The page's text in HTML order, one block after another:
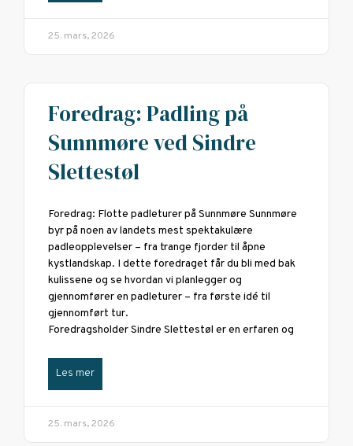
25. mars, 2026
Foredrag: Padling på
Sunnmøre ved Sindre
Slettestøl
Foredrag: Flotte padleturer på Sunnmøre Sunnmøre
byr på noen av landets mest spektakulære
padleopplevelser – fra trange fjorder til åpne
kystlandskap. I dette foredraget får du bli med bak
kulissene og se hvordan vi planlegger og
gjennomfører en padleturer – fra første idé til
gjennomført tur.
Foredragsholder Sindre Slettestøl er en erfaren og
Les mer
25. mars, 2026